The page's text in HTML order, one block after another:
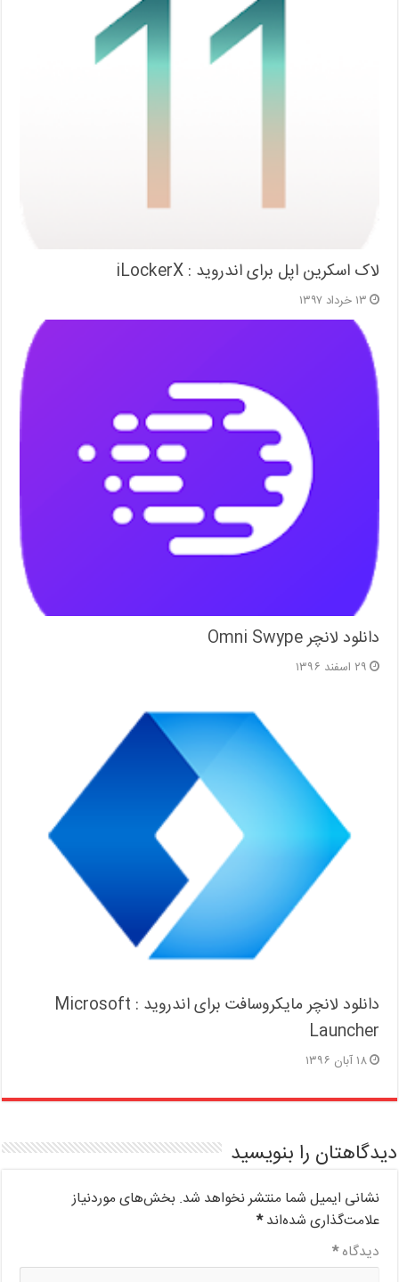
لاک اسکرین اپل برای اندروید : iLockerX
۱۳ خرداد ۱۳۹۷
دانلود لانچر Omni Swype
۲۹ اسفند ۱۳۹۶
دانلود لانچر مایکروسافت برای اندروید : Microsoft
Launcher
۱۸ آبان ۱۳۹۶
دیدگاهتان را بنویسید
نشانی ایمیل شما منتشر نخواهد شد. بخش‌های موردنیاز
علامت‌گذاری شده‌اند*
دیدگاه*